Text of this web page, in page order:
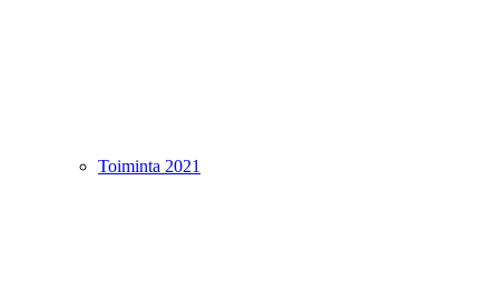
Toiminta 2021